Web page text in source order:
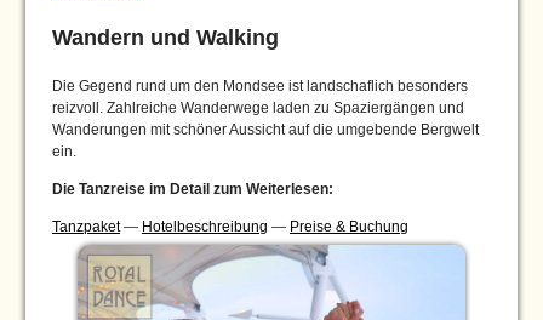
Wandern und Walking
Die Gegend rund um den Mondsee ist landschaflich besonders
reizvoll. Zahlreiche Wanderwege laden zu Spaziergängen und
Wanderungen mit schöner Aussicht auf die umgebende Bergwelt
ein.
Die Tanzreise im Detail zum Weiterlesen:
Tanzpaket— Hotelbeschreibung — Preise & Buchung